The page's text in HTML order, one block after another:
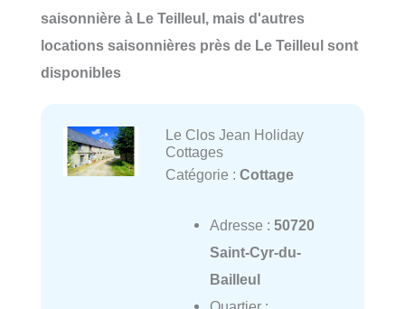
saisonnière à Le Teilleul, mais d'autres
locations saisonnières près de Le Teilleul sont
disponibles
Le Clos Jean Holiday
Cottages
Catégorie : Cottage
Adresse : 50720
Saint-Cyr-du-
Bailleul